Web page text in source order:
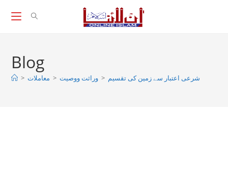
Blog
> معاملات > وراثت ووصيت > شرعی اعتبار سے زمین کی تقسیم